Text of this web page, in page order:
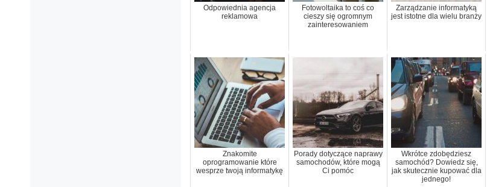
Odpowiednia agencja
reklamowa
Fotowoltaika to coś co
cieszy się ogromnym
zainteresowaniem
Zarządzanie informatyką
jest istotne dla wielu branży
Znakomite
oprogramowanie które
wesprze twoją informatykę
Porady dotyczące naprawy
samochodów, które mogą
Ci pomóc
Wkrótce zdobędziesz
samochód? Dowiedz się,
jak skutecznie kupować dla
jednego!